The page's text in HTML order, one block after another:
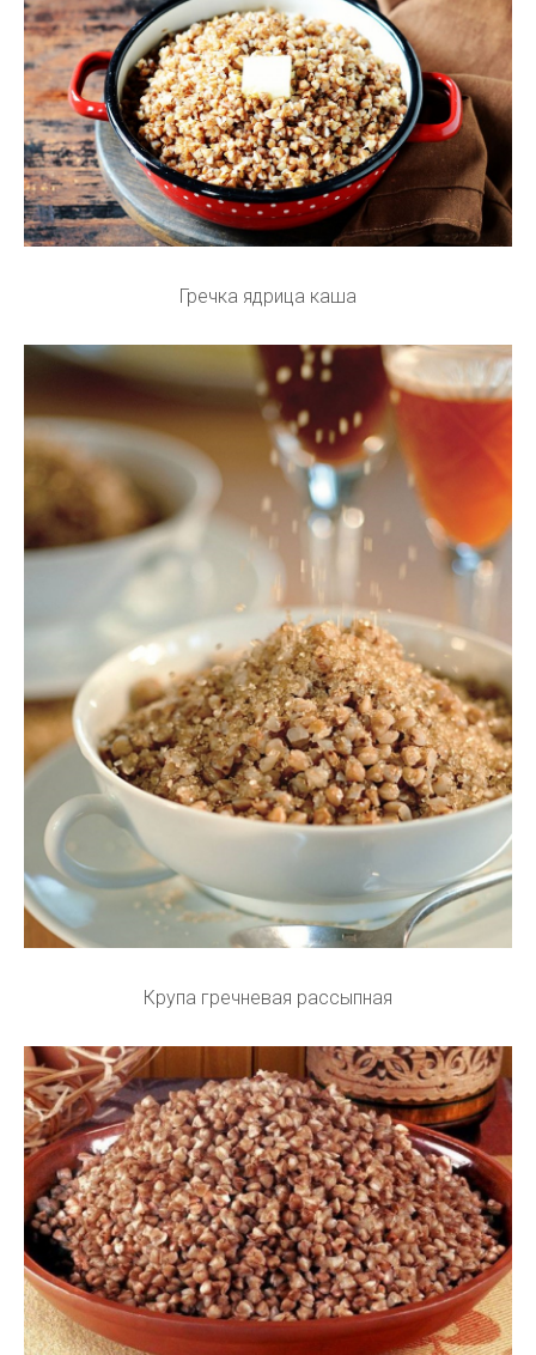
Гречка ядрица каша
Крупа гречневая рассыпная